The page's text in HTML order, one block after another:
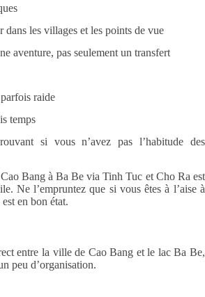
dans les villages et les points de vue
aventure, pas seulement un transfert
raide
temps
si vous n’avez pas l’habitude des
Bang à Ba Be via Tinh Tuc et Cho Ra est
Ne l’empruntez que si vous êtes à l’aise à
en bon état.
entre la ville de Cao Bang et le lac Ba Be,
peu d’organisation.